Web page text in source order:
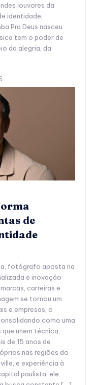
louvores da
identidade,
Pra Deus nasceu
tem o poder de
da alegria, da
de
fotógrafo aposta na
e inovação
carreiras e
se tornou um
e empresas, o
como uma
unem técnica,
de 15 anos de
nas regiões do
e experiência à
paulista, ele